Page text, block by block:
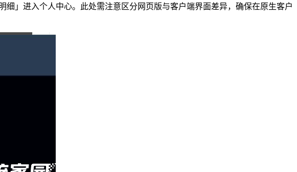
」进入个人中心。此处需注意区分网页版与客户端界面差异，确保在原生客户